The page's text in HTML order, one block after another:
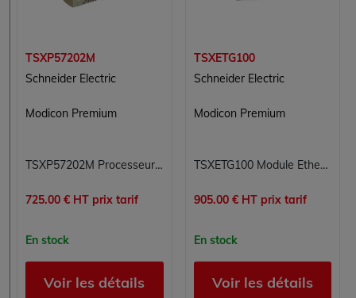
TSXP57202M
Schneider Electric
Modicon Premium
TSXP57202M Processeur Modicon Premium Schneider Electric
725.00 € HT prix tarif
En stock
Voir les détails
TSXETG100
Schneider Electric
Modicon Premium
TSXETG100 Module Ethernet TCP/IP Modicon Premium Schneider Electric
905.00 € HT prix tarif
En stock
Voir les détails